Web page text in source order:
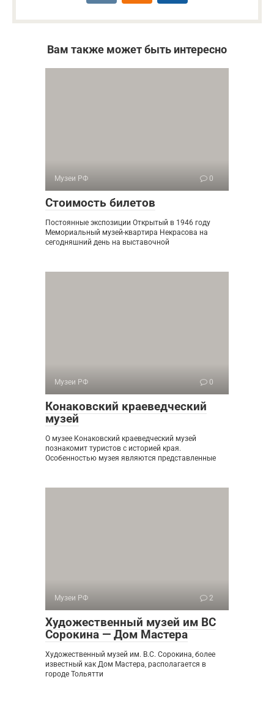
Вам также может быть интересно
Музеи РФ 0
Стоимость билетов
Постоянные экспозиции Открытый в 1946 году
Мемориальный музей-квартира Некрасова на
сегодняшний день на выставочной
Музеи РФ 0
Конаковский краеведческий
музей
О музее Конаковский краеведческий музей
познакомит туристов с историей края.
Особенностью музея являются представленные
Музеи РФ 2
Художественный музей им ВС
Сорокина — Дом Мастера
Художественный музей им. В.С. Сорокина, более
известный как Дом Мастера, располагается в
городе Тольятти